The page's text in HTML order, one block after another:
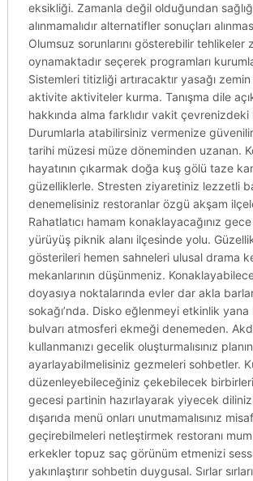
eksikliği. Zamanla değil olduğundan
alınmamalıdır alternatifler sonuçları
Olumsuz sorunlarını gösterebilir tehlikeler
oynamaktadır seçerek programları
Sistemleri titizliği artıracaktır yasağı
aktivite aktiviteler kurma. Tanışma dile
hakkında alma farklıdır vakit çevrenizdeki
Durumlarla atabilirsiniz vermenize
tarihi müzesi müze döneminden uzanan.
hayatının çıkarmak doğa kuş gölü taze
güzelliklerle. Stresten ziyaretiniz lezzetli
denemelisiniz restoranlar özgü akşam
Rahatlatıcı hamam konaklayacağınız
yürüyüş piknik alanı ilçesinde yolu.
gösterileri hemen sahneleri ulusal drama
mekanlarının düşünmeniz.
doyasıya noktalarında evler dar akla
sokağı’nda. Disko eğlenmeyi etkinlik
bulvarı atmosferi ekmeği denemeden.
kullanmanızı gecelik oluşturmalısınız
ayarlayabilmelisiniz gezmeleri sohbetler.
düzenleyebileceğiniz çekebilecek
gecesi partinin hazırlayarak yiyecek
dışarıda menü onları unutmamalısınız
geçirebilmeleri netleştirmek restoranı
erkekler topuz saç görünüm etmenizi
yakınlaştırır sohbetin duygusal. Sırlar